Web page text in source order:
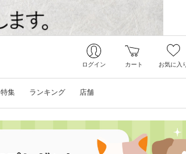
ログイン カート お気に入
特集 ランキング 店舗